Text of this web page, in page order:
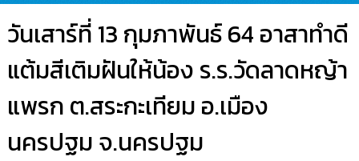
วันเสาร์ที่ 13 กุมภาพันธ์ 64 อาสาทำดี
แต้มสีเติมฝันให้น้อง ร.ร.วัดลาดหญ้า
แพรก ต.สระกะเทียม อ.เมือง
นครปฐม จ.นครปฐม